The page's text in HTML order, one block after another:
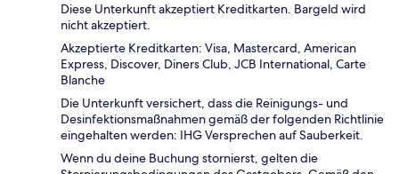
Diese Unterkunft akzeptiert Kreditkarten. Bargeld wird
nicht akzeptiert.
Akzeptierte Kreditkarten: Visa, Mastercard, American
Express, Discover, Diners Club, JCB International, Carte
Blanche
Die Unterkunft versichert, dass die Reinigungs- und
Desinfektionsmaßnahmen gemäß der folgenden Richtlinie
eingehalten werden: IHG Versprechen auf Sauberkeit.
Wenn du deine Buchung stornierst, gelten die